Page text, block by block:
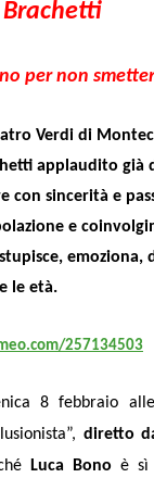
per non
Verdi di
applaudito già
con sincerità e
e
le età.
257134503
8 febbraio
diretto
Luca Bonoè sì